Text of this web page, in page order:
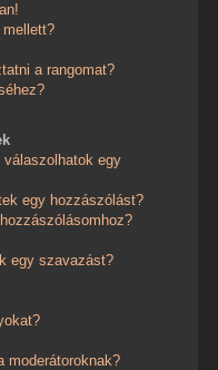
a rangomat?
egy
egy hozzászólást?
egy szavazást?
moderátoroknak?